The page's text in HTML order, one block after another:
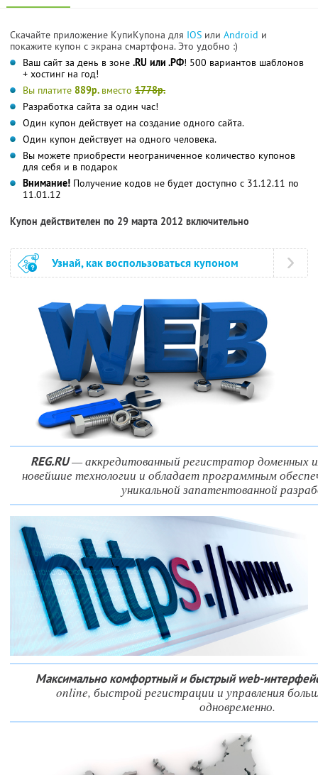
Скачайте приложение КупиКупона для IOS или Android и
покажите купон с экрана смартфона. Это удобно :)
Ваш сайт за день в зоне .RU или .РФ! 500 вариантов шаблонов
+ хостинг на год!
Вы платите 889р. вместо 1778р.
Разработка сайта за один час!
Один купон действует на создание одного сайта.
Один купон действует на одного человека.
Вы можете приобрести неограниченное количество купонов
для себя и в подарок
Внимание! Получение кодов не будет доступно с 31.12.11 по
11.01.12
Купон действителен по 29 марта 2012 включительно
Узнай, как воспользоваться купоном
REG.RU— аккредитованный регистратор доменных
новейшие технологии и обладает программным
уникальной запатентованной
Максимально комфортный и быстрый web-
online, быстрой регистрации и управления
одновременно.